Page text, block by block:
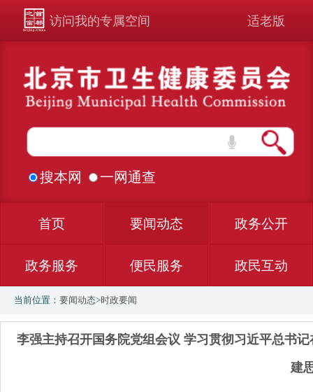
访问我的专属空间 适老版
搜本网 一网通查
首页 要闻动态 政务公开
政务服务 便民服务 政民互动
当前位置： 要闻动态>时政要闻
李强主持召开国务院党组会议 学习贯彻习近平总书
建